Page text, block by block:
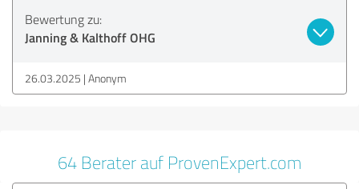
Bewertung zu:
Janning & Kalthoff OHG
26.03.2025 Anonym
64 Berater auf ProvenExpert.com